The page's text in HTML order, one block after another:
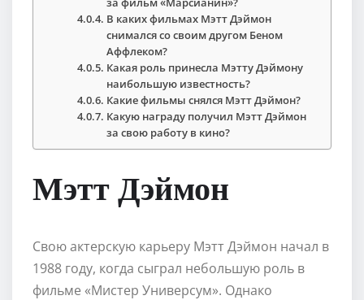
В каких фильмах Мэтт Дэймон
снимался со своим другом Беном
Аффлеком?
Какая роль принесла Мэтту Дэймону
наибольшую известность?
Какие фильмы снялся Мэтт Дэймон?
Какую награду получил Мэтт Дэймон
за свою работу в кино?
Мэтт Дэймон
Свою актерскую карьеру Мэтт Дэймон начал в
1988 году, когда сыграл небольшую роль в
фильме «Мистер Универсум». Однако